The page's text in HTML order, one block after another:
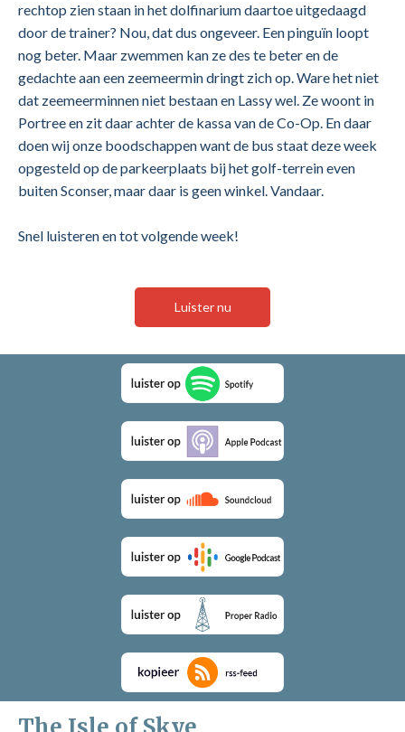
rechtop zien staan in het dolfinarium daartoe uitgedaagd
door de trainer? Nou, dat dus ongeveer. Een pinguïn loopt
nog beter. Maar zwemmen kan ze des te beter en de
gedachte aan een zeemeermin dringt zich op. Ware het niet
dat zeemeerminnen niet bestaan en Lassy wel. Ze woont in
Portree en zit daar achter de kassa van de Co-Op. En daar
doen wij onze boodschappen want de bus staat deze week
opgesteld op de parkeerplaats bij het golf-terrein even
buiten Sconser, maar daar is geen winkel. Vandaar.
Snel luisteren en tot volgende week!
Luister nu